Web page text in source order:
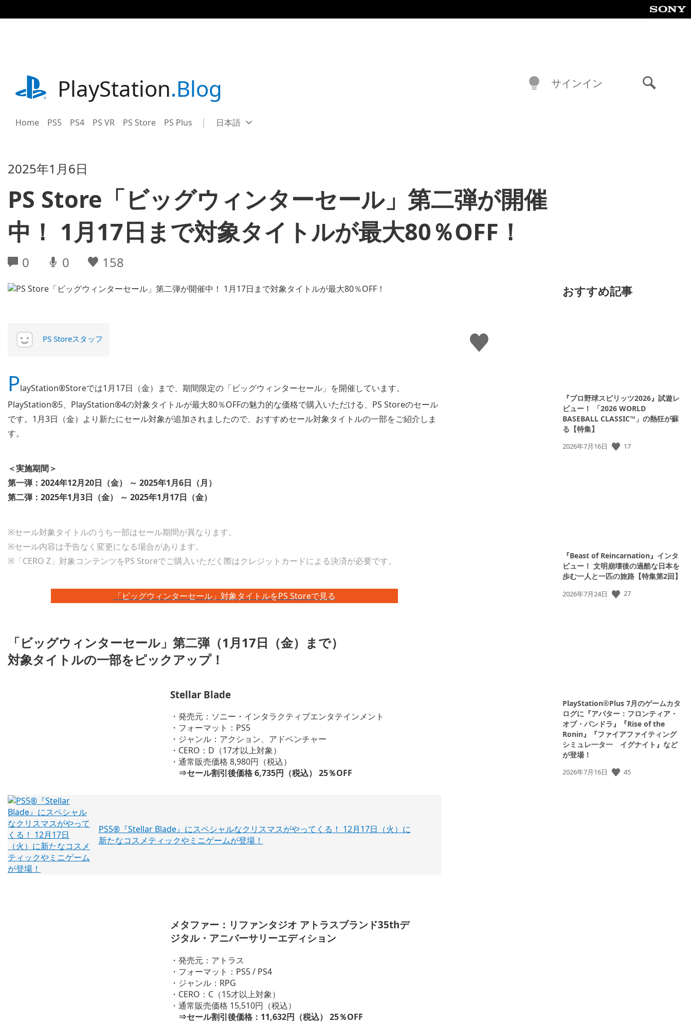
事
playstation.comPlayStation.Blog
Home PS5 PS4 PS VR PS Store PS Plus Select
Current
日本語
サインイン
2025年1月6日
PS Store「ビッグウィンターセール」第二弾が開催
中！ 1月17日まで対象タイトルが最大80％OFF！
0 0 158
い
い
ね
PS Storeスタッフ
PlayStation®Storeでは1月17日（金）まで、期間限定の「ビッグウィンターセール」を開催しています。
PlayStation®5、PlayStation®4の対象タイトルが最大80％OFFの魅力的な価格で購入いただける、PS Storeのセール
です。1月3日（金）より新たにセール対象が追加されましたので、おすすめセール対象タイトルの一部をご紹介しま
す。
＜実施期間＞
第一弾：2024年12月20日（金） ～ 2025年1月6日（月）
第二弾：2025年1月3日（金） ～ 2025年1月17日（金）
※セール対象タイトルのうち一部はセール期間が異なります。
※セール内容は予告なく変更になる場合があります。
※「CERO Z」対象コンテンツをPS Storeでご購入いただく際はクレジットカードによる決済が必要です。
「ビッグウィンターセール」対象タイトルをPS Storeで見る
「ビッグウィンターセール」第二弾（1月17日（金）まで）
対象タイトルの一部をピックアップ！
Stellar Blade
・発売元：ソニー・インタラクティブエンタテインメント
・フォーマット：PS5
・ジャンル：アクション、アドベンチャー
・CERO：D（17才以上対象）
・通常販売価格 8,980円（税込）
⇒セール割引後価格 6,735円（税込） 25％OFF
PS5®『Stellar Blade』にスペシャルなクリスマスがやってくる！ 12月17日（火）に
新たなコスメティックやミニゲームが登場！
メタファー：リファンタジオ アトラスブランド35thデ
ジタル・アニバーサリーエディション
・発売元：アトラス
・フォーマット：PS5 / PS4
・ジャンル：RPG
・CERO：C（15才以上対象）
・通常販売価格 15,510円（税込）
⇒セール割引後価格：11,632円（税込） 25％OFF
おすすめ記事
『プロ野球スピリッツ2026』試遊レ
ビュー！ 「2026 WORLD
BASEBALL CLASSIC™」の熱狂が蘇
る【特集】
公
2026年7月16日 17
『Beast of Reincarnation』インタ
ビュー！ 文明崩壊後の過酷な日本を
歩む一人と一匹の旅路【特集第2回】
公
2026年7月24日 27
PlayStation®Plus 7月のゲームカタ
ログに『アバター：フロンティア・
オブ・パンドラ』『Rise of the
Ronin』『ファイアファイティング
シミュレ一タ一 イグナイト』など
が登場！
公
2026年7月16日 45